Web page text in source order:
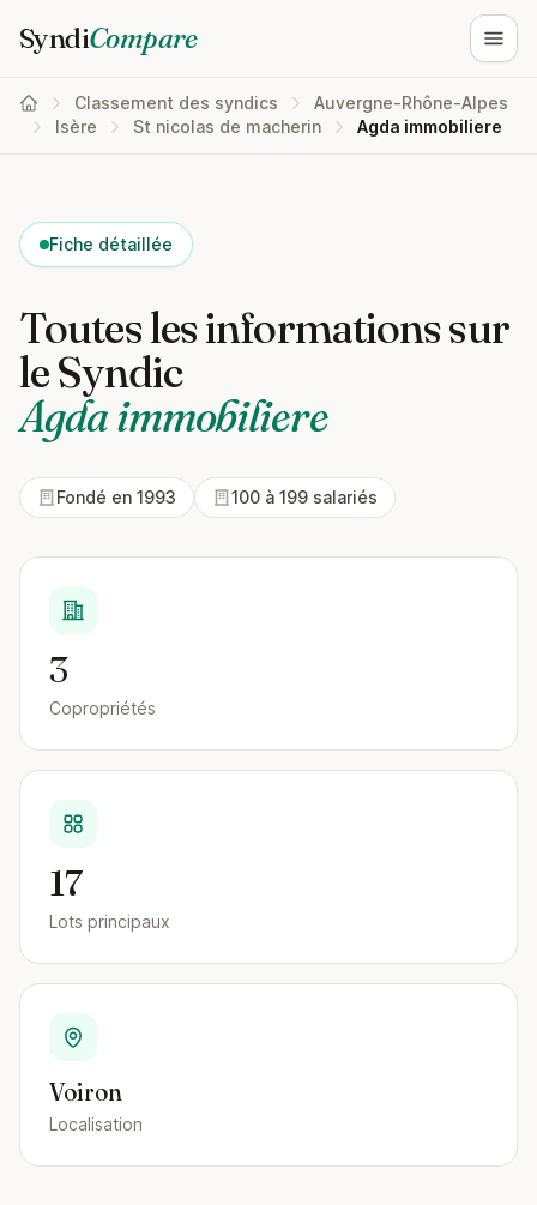
SyndiCompare
Classement des syndics
Auvergne-Rhône-Alpes
Isère
St nicolas de macherin Agda immobiliere
Fiche détaillée
Toutes les informations sur
le Syndic
Agda immobiliere
Fondé en 1993 100 à 199 salariés
3
Copropriétés
17
Lots principaux
Voiron
Localisation